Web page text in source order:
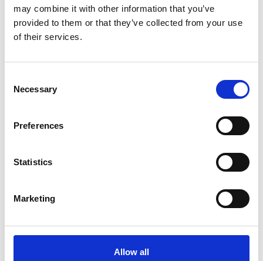
may combine it with other information that you’ve
provided to them or that they’ve collected from your use
of their services.
Selection
Necessary
Preferences
Statistics
Marketing
Allow all
KONTAKT
Weil wir wissen, wie es
Wenn Sie noch Fragen haben oder
zusätzliche Informationen benötigen,
kontaktieren Sie uns.